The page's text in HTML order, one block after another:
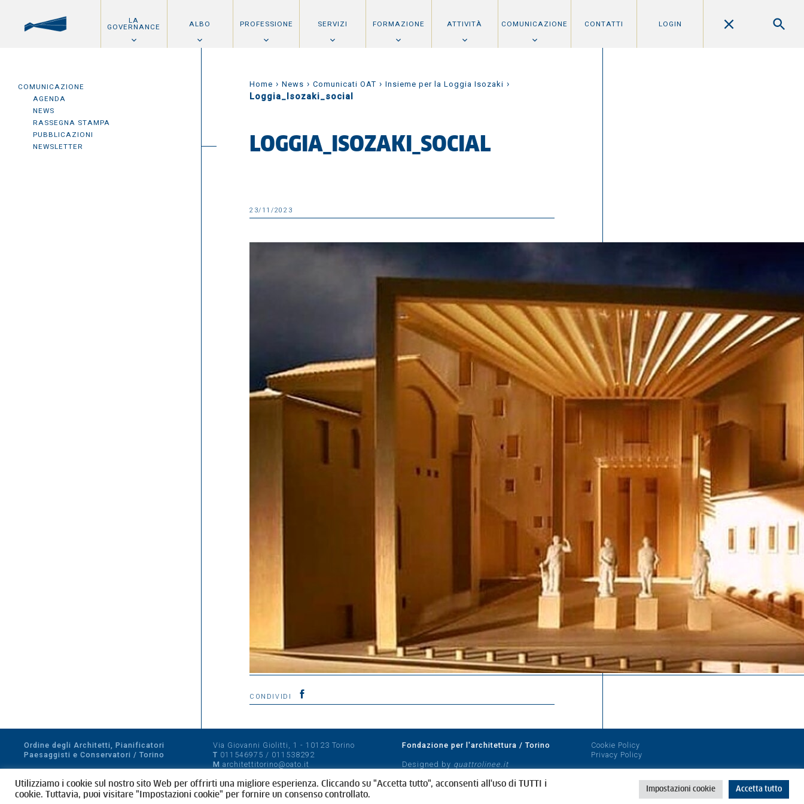
LA
GOVERNANCE ALBO PROFESSIONE SERVIZI FORMAZIONE ATTIVITÀ COMUNICAZIONE CONTATTI LOGIN
COMUNICAZIONE
AGENDA
NEWS
RASSEGNA STAMPA
PUBBLICAZIONI
NEWSLETTER
Home › News › Comunicati OAT › Insieme per la Loggia Isozaki ›
Loggia_Isozaki_social
LOGGIA_ISOZAKI_SOCIAL
23/11/2023
CONDIVIDI
Ordine degli Architetti, Pianificatori
Paesaggisti e Conservatori / Torino
CF 80089280012
Via Giovanni Giolitti, 1 - 10123 Torino
T 011546975 / 011538292
M architettitorino@oato.it
Fondazione per l'architettura / Torino
Designed by quattrolinee.it
Cookie Policy
Privacy Policy
Utilizziamo i cookie sul nostro sito Web per offrirti una migliore esperienza. Cliccando su "Accetta tutto", acconsenti all'uso di TUTTI i
cookie. Tuttavia, puoi visitare "Impostazioni cookie" per fornire un consenso controllato.
Impostazioni cookie Accetta tutto